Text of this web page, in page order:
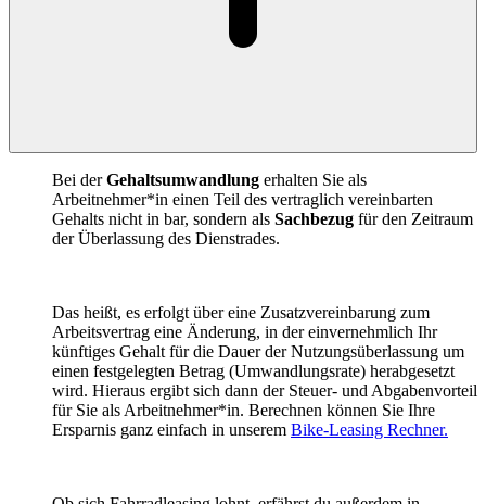
Bei derGehaltsumwandlung erhalten Sie als
Arbeitnehmer*in einen Teil des vertraglich vereinbarten
Gehalts nicht in bar, sondern als Sachbezug für den Zeitraum
der Überlassung des Dienstrades.
Das heißt, es erfolgt über eine Zusatzvereinbarung zum
Arbeitsvertrag eine Änderung, in der einvernehmlich Ihr
künftiges Gehalt für die Dauer der Nutzungsüberlassung um
einen festgelegten Betrag (Umwandlungsrate) herabgesetzt
wird. Hieraus ergibt sich dann der Steuer- und Abgabenvorteil
für Sie als Arbeitnehmer*in. Berechnen können Sie Ihre
Ersparnis ganz einfach in unserem Bike-Leasing Rechner.